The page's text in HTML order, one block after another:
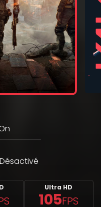
Désactivé
Ultra HD
105FPS